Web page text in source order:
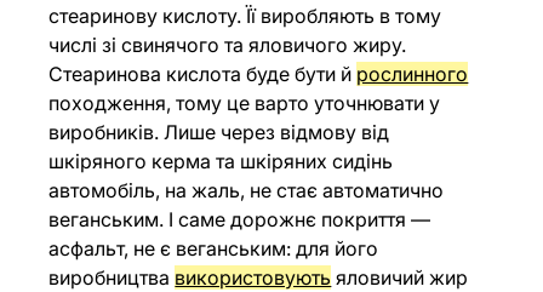
стеаринову кислоту. Її виробляють в тому
числі зі свинячого та яловичого жиру.
Стеаринова кислота буде бути й рослинного
походження, тому це варто уточнювати у
виробників. Лише через відмову від
шкіряного керма та шкіряних сидінь
автомобіль, на жаль, не стає автоматично
веганським. І саме дорожнє покриття —
асфальт, не є веганським: для його
виробництва використовують яловичий жир